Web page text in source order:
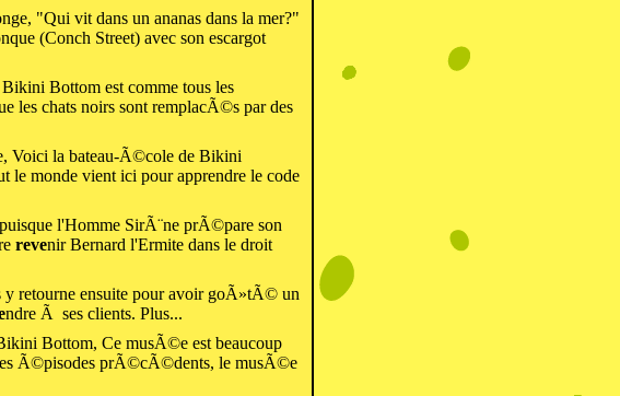
"Qui vit dans un ananas dans la mer?"
(Conch Street) avec son escargot
Bottom est comme tous les
les chats noirs sont remplacÃ©s par des
Voici la bateau-Ã©cole de Bikini
le monde vient ici pour apprendre le code
l'Homme SirÃ¨ne prÃ©pare son
revenir Bernard l'Ermite dans le droit
retourne ensuite pour avoir goÃ»tÃ© un
ndre Ã ses clients. Plus...
Bottom, Ce musÃ©e est beaucoup
Ã©pisodes prÃ©cÃ©dents, le musÃ©e